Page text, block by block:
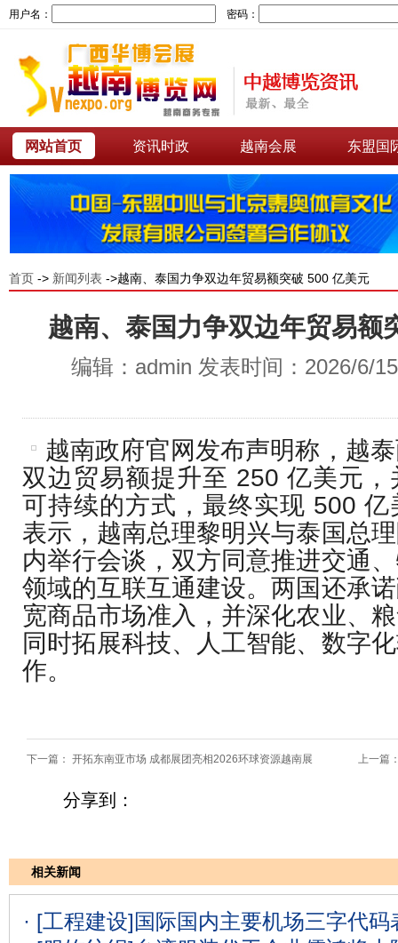
用户名： 密码：
网站首页 资讯时政 越南会展 东盟国
首页 -> 新闻列表 ->越南、泰国力争双边年贸易额突破 500 亿美元
越南、泰国力争双边年贸易额
编辑：admin 发表时间：2026/6/
越南政府官网发布声明称，越
双边贸易额提升至 250 亿美元
可持续的方式，最终实现 500
表示，越南总理黎明兴与泰国总
内举行会谈，双方同意推进交通
领域的互联互通建设。两国还承
宽商品市场准入，并深化农业、
同时拓展科技、人工智能、数字
作。
下一篇： 开拓东南亚市场 成都展团亮相2026环球资源越南展 上一篇
分享到：
相关新闻
· [工程建设]国际国内主要机场三字代码